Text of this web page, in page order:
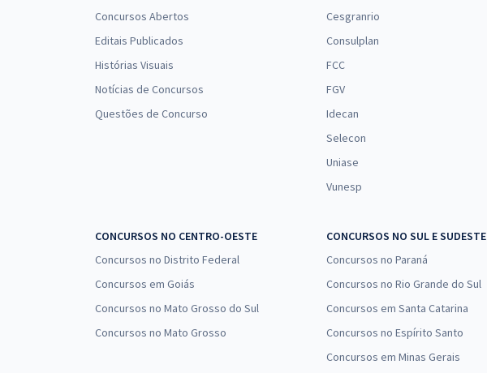
Concursos Abertos
Editais Publicados
Histórias Visuais
Notícias de Concursos
Questões de Concurso
Cesgranrio
Consulplan
FCC
FGV
Idecan
Selecon
Uniase
Vunesp
CONCURSOS NO CENTRO-OESTE
Concursos no Distrito Federal
Concursos em Goiás
Concursos no Mato Grosso do Sul
Concursos no Mato Grosso
CONCURSOS NO SUL E SUDESTE
Concursos no Paraná
Concursos no Rio Grande do Sul
Concursos em Santa Catarina
Concursos no Espírito Santo
Concursos em Minas Gerais